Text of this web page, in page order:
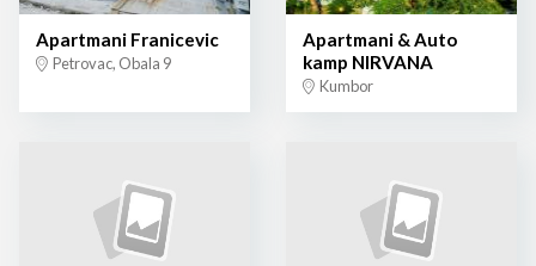
Apartmani Franicevic
Petrovac, Obala 9
Apartmani & Auto
kamp NIRVANA
Kumbor